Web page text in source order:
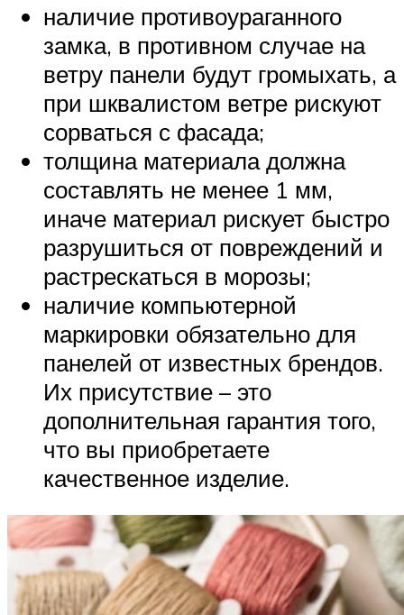
наличие противоураганного
замка, в противном случае на
ветру панели будут громыхать, а
при шквалистом ветре рискуют
сорваться с фасада;
толщина материала должна
составлять не менее 1 мм,
иначе материал рискует быстро
разрушиться от повреждений и
растрескаться в морозы;
наличие компьютерной
маркировки обязательно для
панелей от известных брендов.
Их присутствие – это
дополнительная гарантия того,
что вы приобретаете
качественное изделие.